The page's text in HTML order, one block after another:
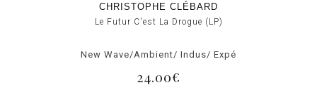
CHRISTOPHE CLÉBARD
Le Futur C'est La Drogue (LP)
New Wave/Ambient/ Indus/ Expé
24.00€